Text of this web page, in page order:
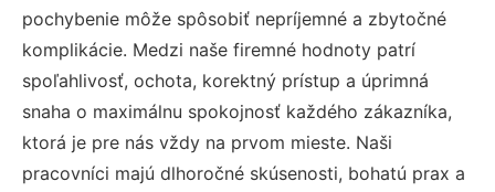
pochybenie môže spôsobiť nepríjemné a zbytočné
komplikácie. Medzi naše firemné hodnoty patrí
spoľahlivosť, ochota, korektný prístup a úprimná
snaha o maximálnu spokojnosť každého zákazníka,
ktorá je pre nás vždy na prvom mieste. Naši
pracovníci majú dlhoročné skúsenosti, bohatú prax a